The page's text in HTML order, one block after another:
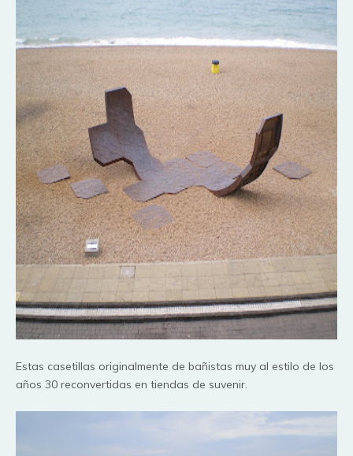
Estas casetillas originalmente de bañistas muy al estilo de los
años 30 reconvertidas en tiendas de suvenir